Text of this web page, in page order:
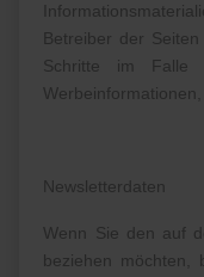
Betreiber der
Schritte im Falle
Newsletterdaten
Wenn Sie den auf
beziehen möchten,